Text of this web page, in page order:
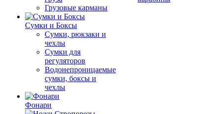
Грузовые карманы
Сумки и Боксы
Сумки, рюкзаки и
чехлы
Сумки для
регуляторов
Водонепроницаемые
сумки, боксы и
чехлы
Фонари